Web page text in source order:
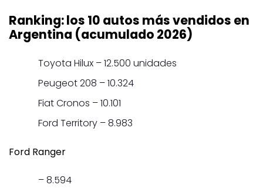
Ranking: los 10 autos más vendidos en
Argentina (acumulado 2026)
Toyota Hilux – 12.500 unidades
Peugeot 208 – 10.324
Fiat Cronos – 10.101
Ford Territory – 8.983
Ford Ranger
– 8.594